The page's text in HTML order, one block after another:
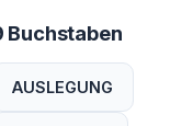
Buchstaben
AUSLEGUNG